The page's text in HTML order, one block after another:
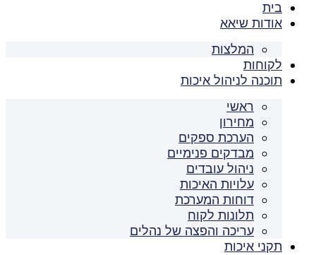
בית
אודות שיאא
המלצות
לקוחות
תוכנה לניהול איכות
ראשי
מחירון
הערכת ספקים
מבדקים פנימיים
ניהול עובדים
עלויות האיכות
דוחות המערכת
תלונות לקוח
עריכה והפצה של נהלים
תקני איכות